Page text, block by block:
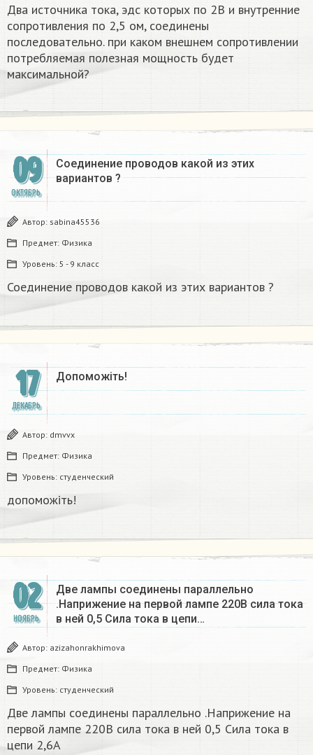
Два источника тока, эдс которых по 2В и внутренние
сопротивления по 2,5 ом, соединены
последовательно. при каком внешнем сопротивлении
потребляемая полезная мощность будет
максимальной?​
09
ОКТЯБРЬ
Соединение проводов какой из этих
вариантов ?
Автор: sabina45536
Предмет: Физика
Уровень: 5 - 9 класс
Соединение проводов какой из этих вариантов ?
17
ДЕКАБРЬ
Допоможіть!​
Автор: dmvvx
Предмет: Физика
Уровень: студенческий
допоможіть!​
02
НОЯБРЬ
Две лампы соединены параллельно
.Наприжение на первой лампе 220В сила тока
в ней 0,5 Сила тока в цепи…
Автор: azizahonrakhimova
Предмет: Физика
Уровень: студенческий
Две лампы соединены параллельно .Наприжение на
первой лампе 220В сила тока в ней 0,5 Сила тока в
цепи 2,6А